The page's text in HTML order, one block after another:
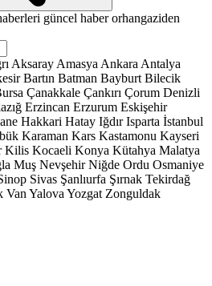
güncel haberorhangaziden
Aksaray Amasya Ankara Antalya
Bartın Batman Bayburt Bilecik
Çanakkale Çankırı Çorum Denizli
Erzincan Erzurum Eskişehir
Hakkari Hatay Iğdır Isparta İstanbul
Karaman Kars Kastamonu Kayseri
Kilis Kocaeli Konya Kütahya Malatya
Muş Nevşehir Niğde Ordu Osmaniye
Sivas Şanlıurfa Şırnak Tekirdağ
Van Yalova Yozgat Zonguldak